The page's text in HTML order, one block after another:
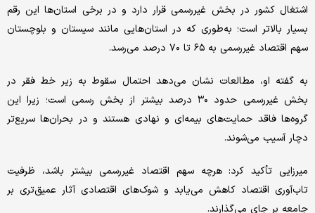
اشتغال کشور در بخش غیررسمی قرار دارد و در برخی استان‌ها این رقم
بسیار بالاتر است؛ به‌طوری که در استان‌هایی مانند سیستان و بلوچستان
سهم اقتصاد غیررسمی به ۶۵ تا ۷۰ درصد می‌رسد.
به گفته او، مطالعات نشان می‌دهد احتمال سقوط به زیر خط فقر در
بخش غیررسمی حدود ۳۰ درصد بیشتر از بخش رسمی است؛ زیرا این
گروه‌ها فاقد حمایت‌های بیمه‌ای و نهادی هستند و در بحران‌ها سریع‌تر
دچار آسیب می‌شوند.
میرزایی تأکید کرد: هرچه سهم اقتصاد غیررسمی بیشتر باشد، ظرفیت
تاب‌آوری اقتصاد کاهش می‌یابد و شوک‌های اقتصادی آثار عمیق‌تری بر
جامعه بر جای می‌گذارند.